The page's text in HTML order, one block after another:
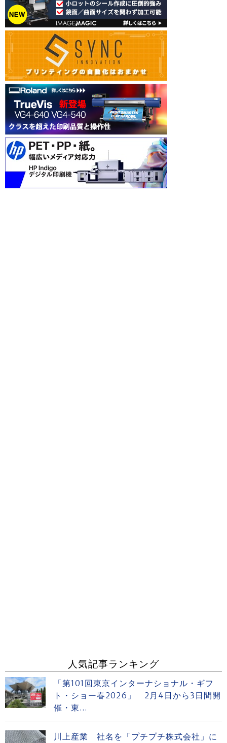
人気記事ランキング
「第101回東京インターナショナル・ギフ
ト・ショー春2026」 2月4日から3日間開
催・東...
川上産業 社名を「プチプチ株式会社」に